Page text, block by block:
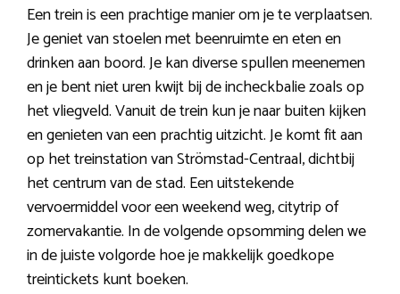
Een trein is een prachtige manier om je te verplaatsen.
Je geniet van stoelen met beenruimte en eten en
drinken aan boord. Je kan diverse spullen meenemen
en je bent niet uren kwijt bij de incheckbalie zoals op
het vliegveld. Vanuit de trein kun je naar buiten kijken
en genieten van een prachtig uitzicht. Je komt fit aan
op het treinstation van Strömstad-Centraal, dichtbij
het centrum van de stad. Een uitstekende
vervoermiddel voor een weekend weg, citytrip of
zomervakantie. In de volgende opsomming delen we
in de juiste volgorde hoe je makkelijk goedkope
treintickets kunt boeken.